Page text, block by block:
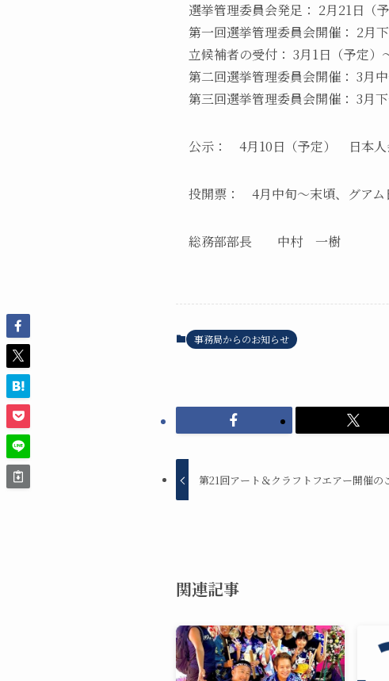
選挙管理委員会発足： 2月21日（
第一回選挙管理委員会開催： 2月
立候補者の受付： 3月1日（予定）
第二回選挙管理委員会開催： 3月
第三回選挙管理委員会開催： 3月
公示： 4月10日（予定） 日本人
投開票： 4月中旬～末頃、グアム
総務部部長 中村 一樹
事務局からのお知らせ
第21回アート＆クラフトフエアー開催
関連記事